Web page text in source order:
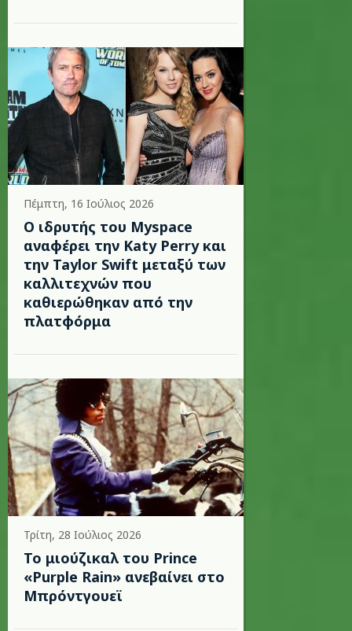
Πέμπτη, 16 Ιούλιος 2026
Ο ιδρυτής του Myspace
αναφέρει την Katy Perry και
την Taylor Swift μεταξύ των
καλλιτεχνών που
καθιερώθηκαν από την
πλατφόρμα
Τρίτη, 28 Ιούλιος 2026
Το μιούζικαλ του Prince
«Purple Rain» ανεβαίνει στο
Μπρόντγουεϊ